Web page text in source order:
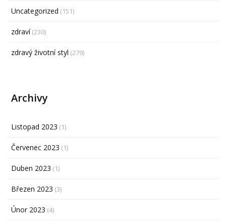
Uncategorized (151)
zdraví(230)
zdravý životní styl (279)
Archivy
Listopad 2023 (1)
Červenec 2023 (1)
Duben 2023 (1)
Březen 2023 (3)
Únor 2023 (4)